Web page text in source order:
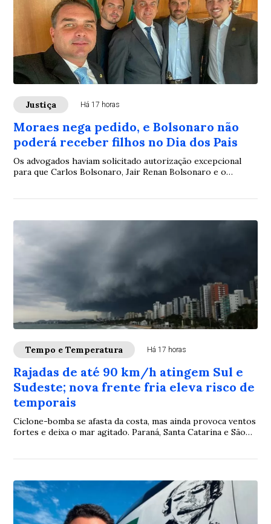
Justiça Há 17 horas
Moraes nega pedido, e Bolsonaro não
poderá receber filhos no Dia dos Pais
Os advogados haviam solicitado autorização excepcional
para que Carlos Bolsonaro, Jair Renan Bolsonaro e o
Tempo e Temperatura Há 17 horas
Rajadas de até 90 km/h atingem Sul e
Sudeste; nova frente fria eleva risco de
temporais
Ciclone-bomba se afasta da costa, mas ainda provoca ventos
fortes e deixa o mar agitado. Paraná, Santa Catarina e São